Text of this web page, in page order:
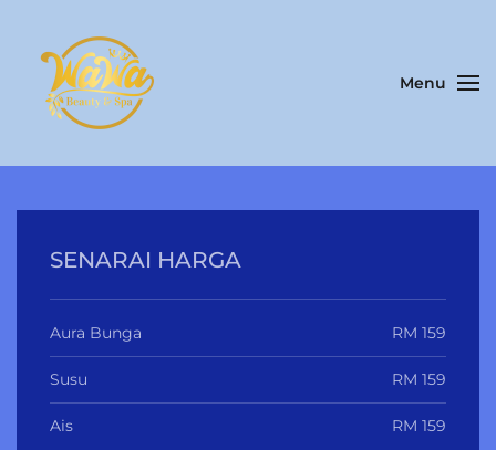
Skip to main content
Menu
SENARAI HARGA
Aura Bunga RM 159
Susu RM 159
Ais RM 159